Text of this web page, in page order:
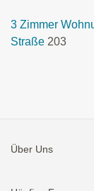
3 Zimmer
Straße 203
Über Uns